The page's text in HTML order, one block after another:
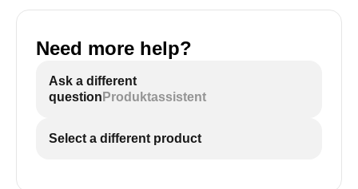
Need more help?
Ask a different
question Produktassistent
Select a different product